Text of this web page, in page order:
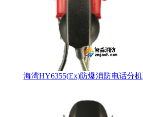
海湾HY6355(Ex)防爆消防电话分机